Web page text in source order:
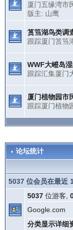
厦门五缘湾市
版主: 山鹰
筼筜湖鸟类调
跟踪厦门筼筜
WWF大嶝岛
跟踪汇集厦门
厦门植物园市
跟踪厦门植物
论坛统计
5037 位会员在最近
5037位游客,
Google.com
分类显示详细